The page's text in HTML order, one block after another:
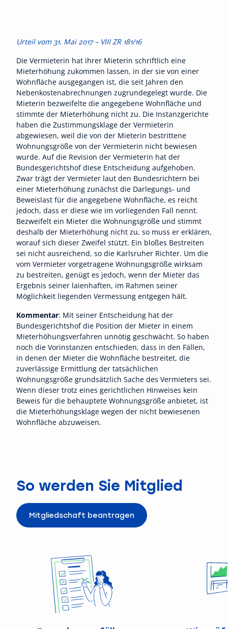
Urteil vom 31. Mai 2017 – VIII ZR 181/16
Die Vermieterin hat ihrer Mieterin schriftlich eine
Mieterhöhung zukommen lassen, in der sie von einer
Wohnfläche ausgegangen ist, die seit Jahren den
Nebenkostenabrechnungen zugrundegelegt wurde. Die
Mieterin bezweifelte die angegebene Wohnfläche und
stimmte der Mieterhöhung nicht zu. Die Instanzgerichte
haben die Zustimmungsklage der Vermieterin
abgewiesen, weil die von der Mieterin bestrittene
Wohnungsgröße von der Vermieterin nicht bewiesen
wurde. Auf die Revision der Vermieterin hat der
Bundesgerichtshof diese Entscheidung aufgehoben.
Zwar trägt der Vermieter laut den Bundesrichtern bei
einer Mieterhöhung zunächst die Darlegungs- und
Beweislast für die angegebene Wohnfläche, es reicht
jedoch, dass er diese wie im vorliegenden Fall nennt.
Bezweifelt ein Mieter die Wohnungsgröße und stimmt
deshalb der Mieterhöhung nicht zu, so muss er erklären,
worauf sich dieser Zweifel stützt. Ein bloßes Bestreiten
sei nicht ausreichend, so die Karlsruher Richter. Um die
vom Vermieter vorgetragene Wohnungsgröße wirksam
zu bestreiten, genügt es jedoch, wenn der Mieter das
Ergebnis seiner laienhaften, im Rahmen seiner
Möglichkeit liegenden Vermessung entgegen hält.
Kommentar: Mit seiner Entscheidung hat der
Bundesgerichtshof die Position der Mieter in einem
Mieterhöhungsverfahren unnötig geschwächt. So haben
noch die Vorinstanzen entschieden, dass in den Fällen,
in denen der Mieter die Wohnfläche bestreitet, die
zuverlässige Ermittlung der tatsächlichen
Wohnungsgröße grundsätzlich Sache des Vermieters sei.
Wenn dieser trotz eines gerichtlichen Hinweises kein
Beweis für die behauptete Wohnungsgröße anbietet, ist
die Mieterhöhungsklage wegen der nicht bewiesenen
Wohnfläche abzuweisen.
So werden Sie Mitglied
Mitgliedschaft beantragen